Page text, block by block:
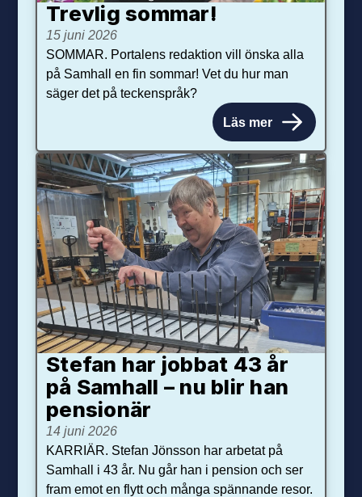
Trevlig sommar!
15 juni 2026
SOMMAR. Portalens redaktion vill önska alla
på Samhall en fin sommar! Vet du hur man
säger det på teckenspråk?
Läs mer
Stefan har jobbat 43 år
på Samhall – nu blir han
pensionär
14 juni 2026
KARRIÄR. Stefan Jönsson har arbetat på
Samhall i 43 år. Nu går han i pension och ser
fram emot en flytt och många spännande resor.